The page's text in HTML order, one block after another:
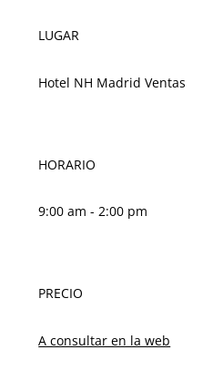
LUGAR
Hotel NH Madrid Ventas
HORARIO
9:00 am - 2:00 pm
PRECIO
A consultar en la web